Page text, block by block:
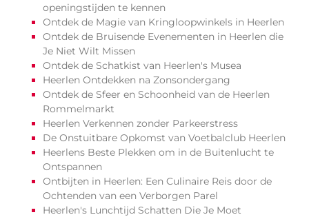
openingstijden te kennen
Ontdek de Magie van Kringloopwinkels in Heerlen
Ontdek de Bruisende Evenementen in Heerlen die
Je Niet Wilt Missen
Ontdek de Schatkist van Heerlen's Musea
Heerlen Ontdekken na Zonsondergang
Ontdek de Sfeer en Schoonheid van de Heerlen
Rommelmarkt
Heerlen Verkennen zonder Parkeerstress
De Onstuitbare Opkomst van Voetbalclub Heerlen
Heerlens Beste Plekken om in de Buitenlucht te
Ontspannen
Ontbijten in Heerlen: Een Culinaire Reis door de
Ochtenden van een Verborgen Parel
Heerlen's Lunchtijd Schatten Die Je Moet